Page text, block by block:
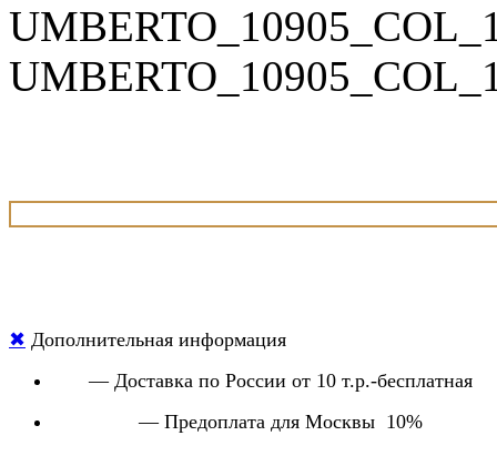
✖ Дополнительная информация
— Доставка по России от 10 т.р.-бесплатная
— Предоплата для Москвы 10%